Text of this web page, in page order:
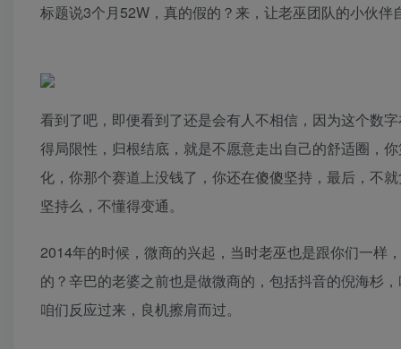
标题说3个月52W，真的假的？来，让老巫团队的小伙伴
看到了吧，即便看到了还是会有人不相信，因为这个数
得局限性，归根结底，就是不愿意走出自己的舒适圈，
化，你那个赛道上没钱了，你还在傻傻坚持，最后，不
坚持么，不懂得变通。
2014年的时候，微商的兴起，当时老巫也是跟你们一样
的？辛巴的老婆之前也是做微商的，包括抖音的倪海杉
咱们反应过来，良机擦肩而过。